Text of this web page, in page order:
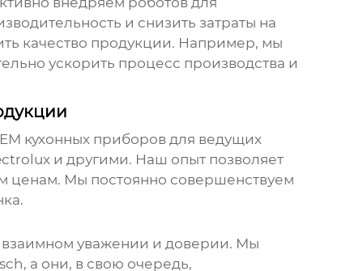
и снизить затраты на
качество продукции. Например, мы
ускорить процесс производства и
кухонных приборовдля ведущих
и другими. Наш опыт позволяет
ценам. Мы постоянно совершенствуем
взаимном уважении и доверии. Мы
, а они, в свою очередь,